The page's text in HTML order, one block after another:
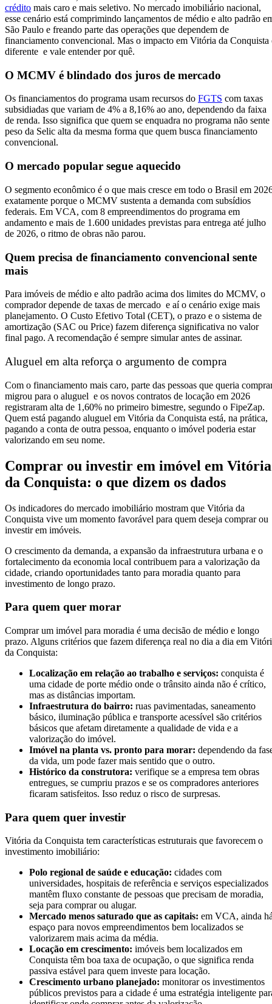
crédito mais caro e mais seletivo. No mercado imobiliário nacional,
esse cenário está comprimindo lançamentos de médio e alto padrão
São Paulo e freando parte das operações que dependem de
financiamento convencional. Mas o impacto em Vitória da Conquista
diferente e vale entender por quê.
O MCMV é blindado dos juros de mercado
Os financiamentos do programa usam recursos do FGTS com taxas
subsidiadas que variam de 4% a 8,16% ao ano, dependendo da faixa
de renda. Isso significa que quem se enquadra no programa não sente
peso da Selic alta da mesma forma que quem busca financiamento
convencional.
O mercado popular segue aquecido
O segmento econômico é o que mais cresce em todo o Brasil em
exatamente porque o MCMV sustenta a demanda com subsídios
federais. Em VCA, com 8 empreendimentos do programa em
andamento e mais de 1.600 unidades previstas para entrega até julho
de 2026, o ritmo de obras não parou.
Quem precisa de financiamento convencional sente
mais
Para imóveis de médio e alto padrão acima dos limites do MCMV, o
comprador depende de taxas de mercado e aí o cenário exige mais
planejamento. O Custo Efetivo Total (CET), o prazo e o sistema de
amortização (SAC ou Price) fazem diferença significativa no valor
final pago. A recomendação é sempre simular antes de assinar.
Aluguel em alta reforça o argumento de compra
Com o financiamento mais caro, parte das pessoas que queria
migrou para o aluguel e os novos contratos de locação em 2026
registraram alta de 1,60% no primeiro bimestre, segundo o FipeZap.
Quem está pagando aluguel em Vitória da Conquista está, na prática,
pagando a conta de outra pessoa, enquanto o imóvel poderia estar
valorizando em seu nome.
Comprar ou investir em imóvel em Vitória
da Conquista: o que dizem os dados
Os indicadores do mercado imobiliário mostram que Vitória da
Conquista vive um momento favorável para quem deseja comprar ou
investir em imóveis.
O crescimento da demanda, a expansão da infraestrutura urbana e o
fortalecimento da economia local contribuem para a valorização da
cidade, criando oportunidades tanto para moradia quanto para
investimento de longo prazo.
Para quem quer morar
Comprar um imóvel para moradia é uma decisão de médio e longo
prazo. Alguns critérios que fazem diferença real no dia a dia em
da Conquista:
Localização em relação ao trabalho e serviços: conquista é
uma cidade de porte médio onde o trânsito ainda não é crítico,
mas as distâncias importam.
Infraestrutura do bairro: ruas pavimentadas, saneamento
básico, iluminação pública e transporte acessível são critérios
básicos que afetam diretamente a qualidade de vida e a
valorização do imóvel.
Imóvel na planta vs. pronto para morar: dependendo da
da vida, um pode fazer mais sentido que o outro.
Histórico da construtora: verifique se a empresa tem obras
entregues, se cumpriu prazos e se os compradores anteriores
ficaram satisfeitos. Isso reduz o risco de surpresas.
Para quem quer investir
Vitória da Conquista tem características estruturais que favorecem o
investimento imobiliário:
Polo regional de saúde e educação: cidades com
universidades, hospitais de referência e serviços especializados
mantêm fluxo constante de pessoas que precisam de moradia,
seja para comprar ou alugar.
Mercado menos saturado que as capitais: em VCA, ainda
espaço para novos empreendimentos bem localizados se
valorizarem mais acima da média.
Locação em crescimento: imóveis bem localizados em
Conquista têm boa taxa de ocupação, o que significa renda
passiva estável para quem investe para locação.
Crescimento urbano planejado: monitorar os investimentos
públicos previstos para a cidade é uma estratégia inteligente